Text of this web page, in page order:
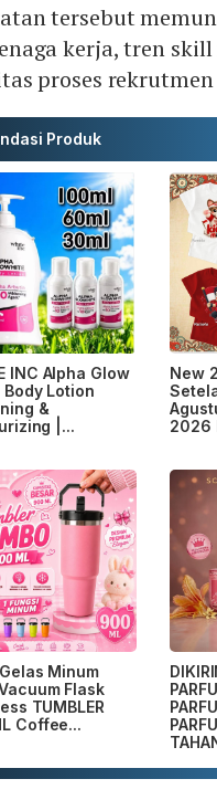
tersebut
kerja, tren
proses
Produk
INC Alpha Glow
Body Lotion
&
|...
New
2026
Minum
Flask
TUMBLER
Coffee...